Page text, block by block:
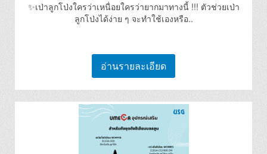
✨เป่าลูกโป่งใครว่าเหนื่อยใครว่ายากมาทางนี้ !!! ตัวช่วยเป่า
ลูกโป่งได้ง่าย ๆ จะทำใช้เองหรือ..
อ่านรายละเอียด